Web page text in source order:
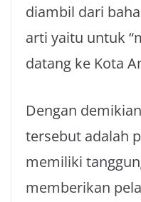
diambil dari
arti yaitu untuk
datang ke Kota
Dengan
tersebut adalah
memiliki
memberikan